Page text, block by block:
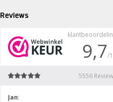
Reviews